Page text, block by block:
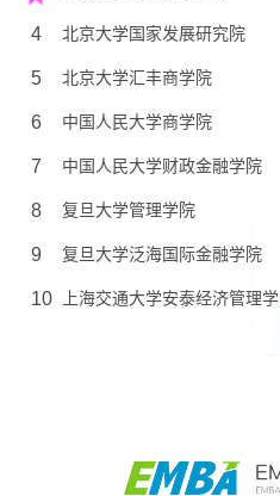
4 北京大学国家发展研究院
5 北京大学汇丰商学院
6 中国人民大学商学院
7 中国人民大学财政金融学院
8 复旦大学管理学院
9 复旦大学泛海国际金融学院
10 上海交通大学安泰经济管理